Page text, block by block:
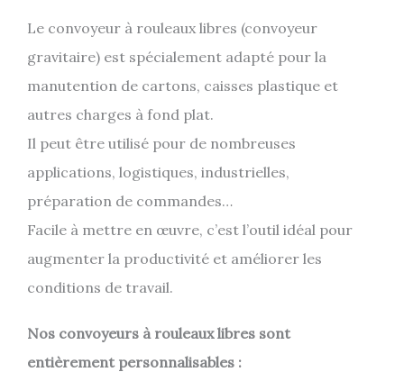
Le convoyeur à rouleaux libres (convoyeur
gravitaire) est spécialement adapté pour la
manutention de cartons, caisses plastique et
autres charges à fond plat.
Il peut être utilisé pour de nombreuses
applications, logistiques, industrielles,
préparation de commandes…
Facile à mettre en œuvre, c’est l’outil idéal pour
augmenter la productivité et améliorer les
conditions de travail.
Nos convoyeurs à rouleaux libres sont
entièrement personnalisables :